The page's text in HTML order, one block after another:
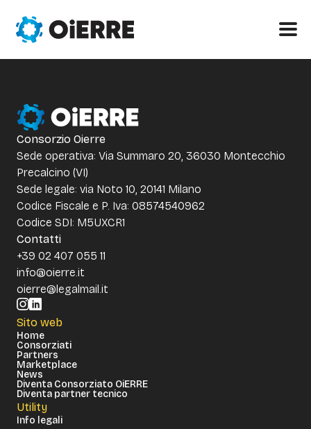
Consorzio Oierre
Sede operativa: Via Summaro 20, 36030 Montecchio
Precalcino (VI)
Sede legale: via Noto 10, 20141 Milano
Codice Fiscale e P. Iva: 08574540962
Codice SDI: M5UXCR1
Contatti
+39 02 407 055 11
info@oierre.it
oierre@legalmail.it
Sito web
Home
Consorziati
Partners
Marketplace
News
Diventa Consorziato OiERRE
Diventa partner tecnico
Utility
Info legali